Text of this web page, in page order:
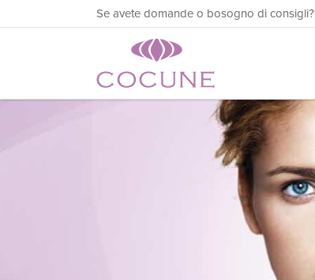
Se avete domande o bosogno di consigli?